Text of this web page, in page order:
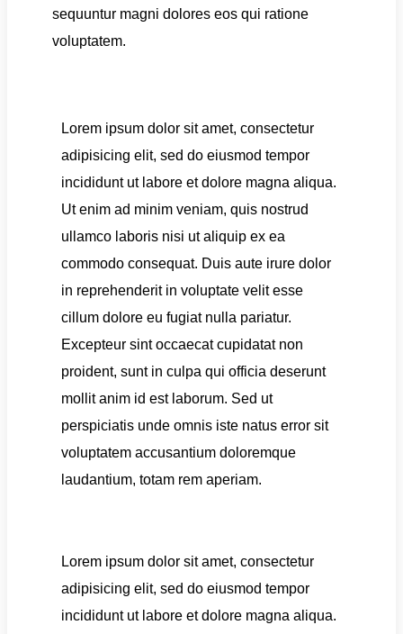
sequuntur magni dolores eos qui ratione
voluptatem.
Lorem ipsum dolor sit amet, consectetur
adipisicing elit, sed do eiusmod tempor
incididunt ut labore et dolore magna aliqua.
Ut enim ad minim veniam, quis nostrud
ullamco laboris nisi ut aliquip ex ea
commodo consequat. Duis aute irure dolor
in reprehenderit in voluptate velit esse
cillum dolore eu fugiat nulla pariatur.
Excepteur sint occaecat cupidatat non
proident, sunt in culpa qui officia deserunt
mollit anim id est laborum. Sed ut
perspiciatis unde omnis iste natus error sit
voluptatem accusantium doloremque
laudantium, totam rem aperiam.
Lorem ipsum dolor sit amet, consectetur
adipisicing elit, sed do eiusmod tempor
incididunt ut labore et dolore magna aliqua.